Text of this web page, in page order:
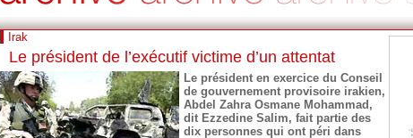
Irak
Le président de l’exécutif victime d’un attentat
Le président en exercice du Conseil
de gouvernement provisoire irakien,
Abdel Zahra Osmane Mohammad,
dit Ezzedine Salim, fait partie des
dix personnes qui ont péri dans